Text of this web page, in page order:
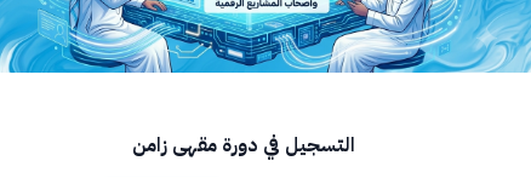
التسجيل في دورة مقهى زامن